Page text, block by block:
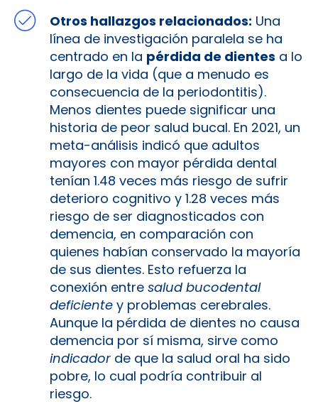
Otros hallazgos relacionados: Una
línea de investigación paralela se ha
centrado en la pérdida de dientes a lo
largo de la vida (que a menudo es
consecuencia de la periodontitis).
Menos dientes puede significar una
historia de peor salud bucal. En 2021, un
meta-análisis indicó que adultos
mayores con mayor pérdida dental
tenían 1.48 veces más riesgo de sufrir
deterioro cognitivo y 1.28 veces más
riesgo de ser diagnosticados con
demencia, en comparación con
quienes habían conservado la mayoría
de sus dientes. Esto refuerza la
conexión entre salud bucodental
deficiente y problemas cerebrales.
Aunque la pérdida de dientes no causa
demencia por sí misma, sirve como
indicador de que la salud oral ha sido
pobre, lo cual podría contribuir al
riesgo.